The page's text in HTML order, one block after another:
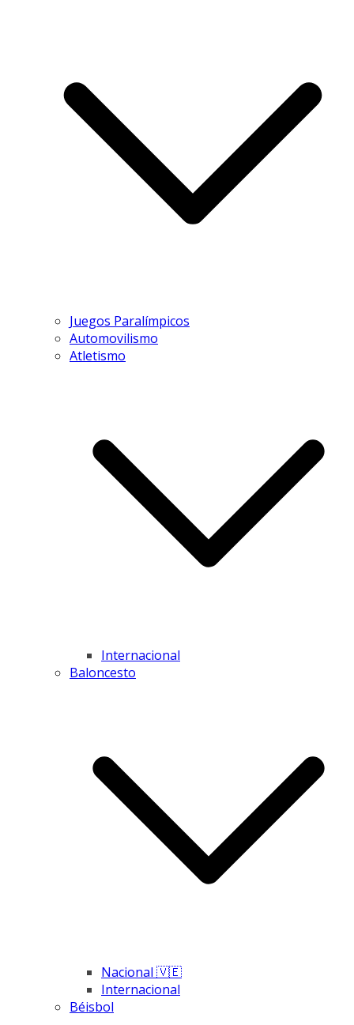
Juegos Paralímpicos
Automovilismo
Atletismo
Internacional
Baloncesto
Nacional 🇻🇪
Internacional
Béisbol